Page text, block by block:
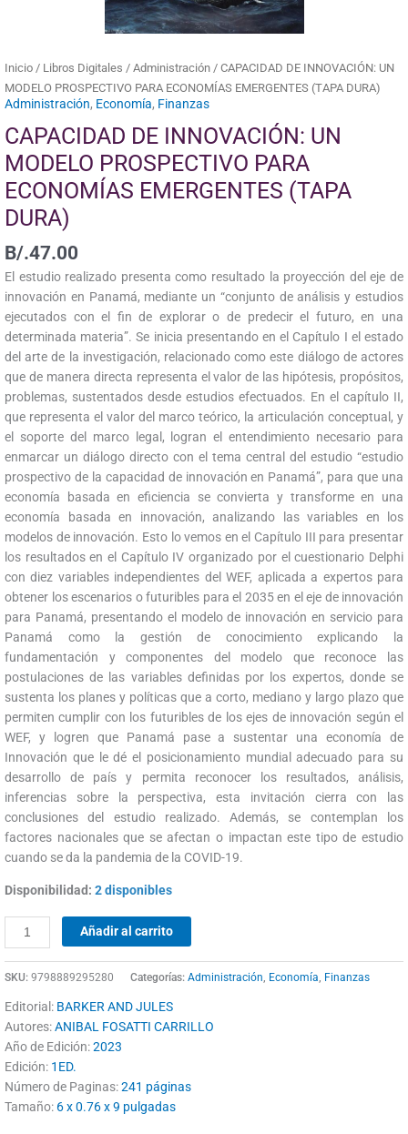
Inicio / Libros Digitales / Administración / CAPACIDAD DE INNOVACIÓN: UN
MODELO PROSPECTIVO PARA ECONOMÍAS EMERGENTES (TAPA DURA)
Administración, Economía, Finanzas
CAPACIDAD DE INNOVACIÓN: UN
MODELO PROSPECTIVO PARA
ECONOMÍAS EMERGENTES (TAPA
DURA)
B/.47.00
El estudio realizado presenta como resultado la proyección del eje de
innovación en Panamá, mediante un “conjunto de análisis y estudios
ejecutados con el fin de explorar o de predecir el futuro, en una
determinada materia”. Se inicia presentando en el Capítulo I el estado
del arte de la investigación, relacionado como este diálogo de actores
que de manera directa representa el valor de las hipótesis, propósitos,
problemas, sustentados desde estudios efectuados. En el capítulo II,
que representa el valor del marco teórico, la articulación conceptual, y
el soporte del marco legal, logran el entendimiento necesario para
enmarcar un diálogo directo con el tema central del estudio “estudio
prospectivo de la capacidad de innovación en Panamá”, para que una
economía basada en eficiencia se convierta y transforme en una
economía basada en innovación, analizando las variables en los
modelos de innovación. Esto lo vemos en el Capítulo III para presentar
los resultados en el Capítulo IV organizado por el cuestionario Delphi
con diez variables independientes del WEF, aplicada a expertos para
obtener los escenarios o futuribles para el 2035 en el eje de innovación
para Panamá, presentando el modelo de innovación en servicio para
Panamá como la gestión de conocimiento explicando la
fundamentación y componentes del modelo que reconoce las
postulaciones de las variables definidas por los expertos, donde se
sustenta los planes y políticas que a corto, mediano y largo plazo que
permiten cumplir con los futuribles de los ejes de innovación según el
WEF, y logren que Panamá pase a sustentar una economía de
Innovación que le dé el posicionamiento mundial adecuado para su
desarrollo de país y permita reconocer los resultados, análisis,
inferencias sobre la perspectiva, esta invitación cierra con las
conclusiones del estudio realizado. Además, se contemplan los
factores nacionales que se afectan o impactan este tipo de estudio
cuando se da la pandemia de la COVID-19.
Disponibilidad: 2 disponibles
Añadir al carrito
SKU: 9798889295280 Categorías: Administración, Economía, Finanzas
Editorial: BARKER AND JULES
Autores:ANIBAL FOSATTI CARRILLO
Año de Edición:2023
Edición: 1ED.
Número de Paginas:241 páginas
Tamaño: 6 x 0.76 x 9 pulgadas